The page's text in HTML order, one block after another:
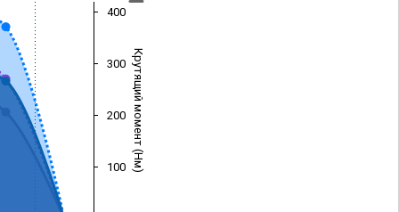
Крутящий момент (Нм)
100
200
300
400